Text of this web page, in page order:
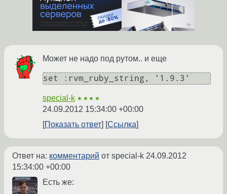
Может не надо под рутом.. и еще
set :rvm_ruby_string, '1.9.3'
special-k ★★★★
24.09.2012 15:34:00 +00:00
Показать ответ
Ссылка
Ответ на: комментарий от special-k 24.09.2012
15:34:00 +00:00
Есть же: